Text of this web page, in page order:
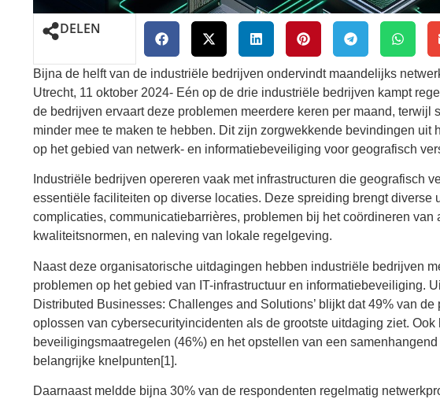
DELEN
Bijna de helft van de industriële bedrijven ondervindt maandelijks
Utrecht, 11 oktober 2024- Eén op de drie industriële bedrijven kampt
de bedrijven ervaart deze problemen meerdere keren per maand, terwijl
minder mee te maken te hebben. Dit zijn zorgwekkende bevindingen uit
op het gebied van netwerk- en informatiebeveiliging voor geografisch
Industriële bedrijven opereren vaak met infrastructuren die geografisch
essentiële faciliteiten op diverse locaties. Deze spreiding brengt
complicaties, communicatiebarrières, problemen bij het coördineren
kwaliteitsnormen, en naleving van lokale regelgeving.
Naast deze organisatorische uitdagingen hebben industriële bedrijven
problemen op het gebied van IT-infrastructuur en informatiebeveiliging.
Distributed Businesses: Challenges and Solutions’ blijkt dat 49% van
oplossen van cybersecurityincidenten als de grootste uitdaging ziet.
beveiligingsmaatregelen (46%) en het opstellen van een
belangrijke knelpunten[1].
Daarnaast meldde bijna 30% van de respondenten regelmatig